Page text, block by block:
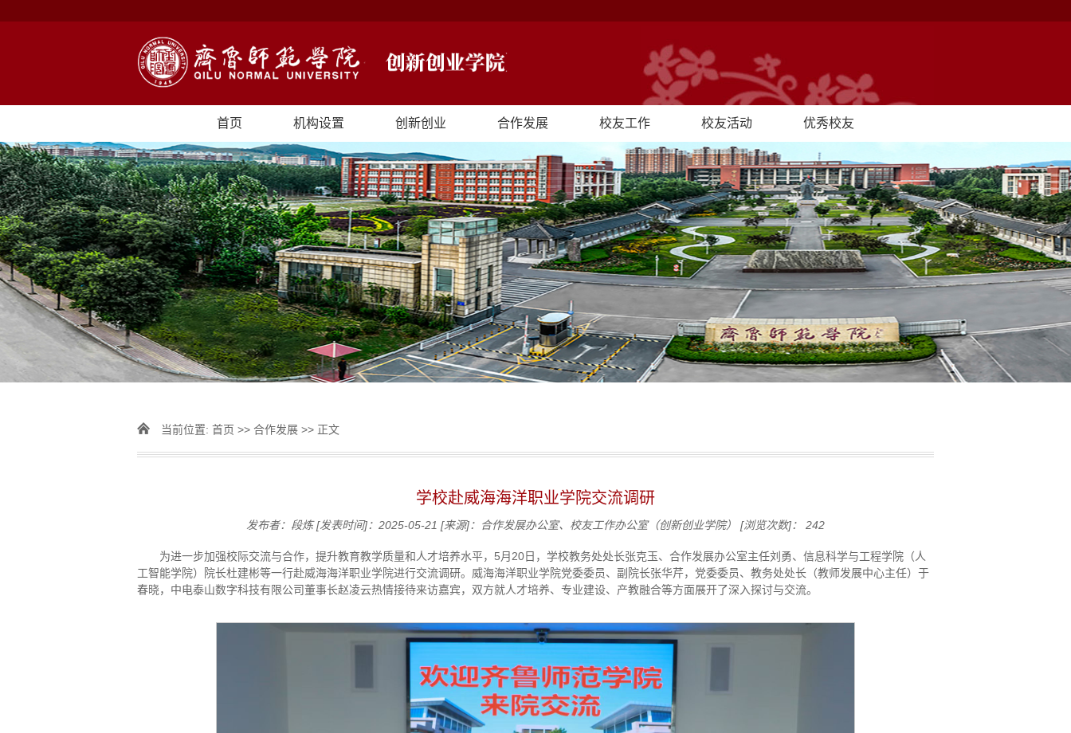
首页 机构设置 创新创业 合作发展 校友工作 校友活动 优秀校友
当前位置: 首页 >> 合作发展 >> 正文
学校赴威海海洋职业学院交流调研
发布者：段炼 [发表时间]：2025-05-21 [来源]：合作发展办公室、校友工作办公室（创新创业学院） [浏览次数]： 242
为进一步加强校际交流与合作，提升教育教学质量和人才培养水平，5月20日，学校教务处处长张克玉、合作发展办公室主任刘勇、信息科学与工程学院（人
工智能学院）院长杜建彬等一行赴威海海洋职业学院进行交流调研。威海海洋职业学院党委委员、副院长张华芹，党委委员、教务处处长（教师发展中心主任）于
春晓，中电泰山数字科技有限公司董事长赵凌云热情接待来访嘉宾，双方就人才培养、专业建设、产教融合等方面展开了深入探讨与交流。